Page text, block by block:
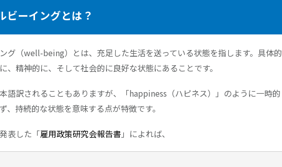
ビーイングとは？
グ（well-being）とは、充足した生活を送っている状態を指します。具体的
、精神的に、そして社会的に良好な状態にあることです。
本語訳されることもありますが、「happiness（ハピネス）」のように一時的
、持続的な状態を意味する点が特徴です。
表した「雇用政策研究会報告書 」によれば、